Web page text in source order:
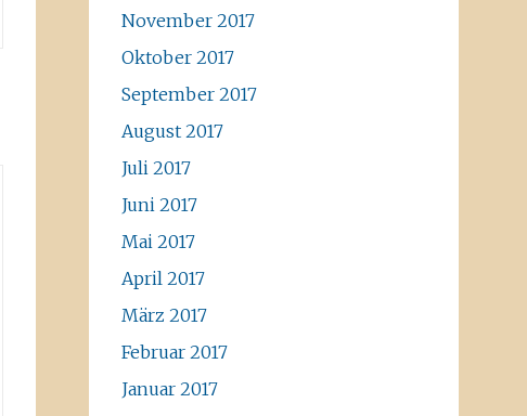
November 2017
Oktober 2017
September 2017
August 2017
Juli 2017
Juni 2017
Mai 2017
April 2017
März 2017
Februar 2017
Januar 2017